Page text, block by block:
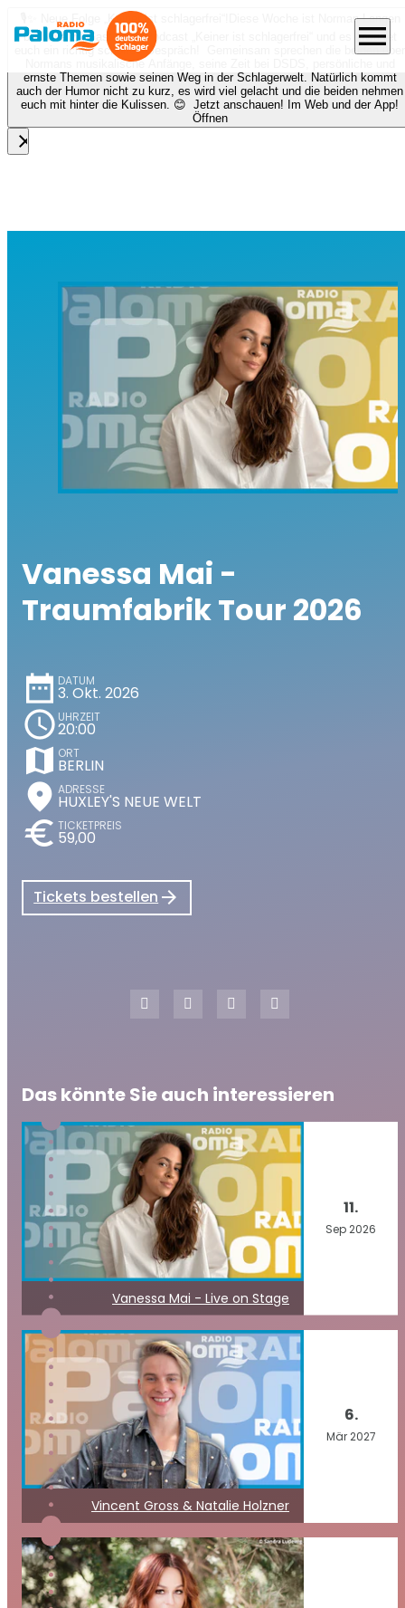
🎙️✨ Neue Folge „Keiner ist schlagerfrei“!
Diese Woche ist Norman Langen
bei Nora zu Gast beim Podcast „Keiner ist schlagerfrei“ und es erwartet
euch ein richtig schönes Gespräch! Gemeinsam sprechen die beiden über
Normans musikalische Anfänge, seine Zeit bei DSDS, persönliche und
ernste Themen sowie seinen Weg in der Schlagerwelt. Natürlich kommt
auch der Humor nicht zu kurz, es wird viel gelacht und die beiden nehmen
euch mit hinter die Kulissen. 😊 Jetzt anschauen! Im Web und der App!
Öffnen
close
menu
Vanessa Mai -
Traumfabrik Tour 2026
date_range DATUM
3. Okt. 2026
schedule UHRZEIT
20:00
map ORT
BERLIN
place ADRESSE
HUXLEY'S NEUE WELT
euro TICKETPREIS
59,00
Tickets bestellen
Das könnte Sie auch interessieren
Vanessa Mai - Live on Stage
11.
Sep2026
Vincent Gross & Natalie Holzner
6.
Mär 2027